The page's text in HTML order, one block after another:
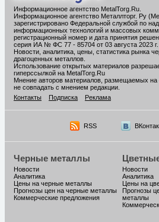
Информационное агентство MetalTorg.Ru
Информационное агентство Металлторг. Ру
зарегистрировано Федеральной службой по
информационных технологий и массовых
регистрационный номер и дата принятия
серия ИА № ФС 77 - 85704 от 03 августа 2023 г.
Новости, аналитика, цены, статистика рынка
драгоценных металлов.
Использование открытых материалов
гиперссылкой на MetalTorg.Ru
Мнение авторов материалов, размещаемых на
не совпадать с мнением редакции.
Контакты
Подписка Реклама
RSS
Черные металлы
Новости
Аналитика
Цены на черные металлы
Прогнозы цен на черные металлы
Коммерческие предложения
Новости
Аналитика
Цены на
Прогнозы
металлы